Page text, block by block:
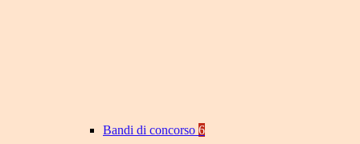
Bandi di concorso 6